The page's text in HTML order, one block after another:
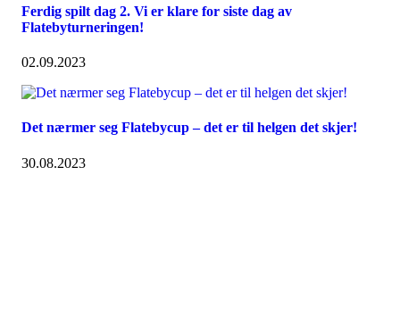
Ferdig spilt dag 2. Vi er klare for siste dag av
Flatebyturneringen!
02.09.2023
Det nærmer seg Flatebycup – det er til helgen det skjer!
30.08.2023